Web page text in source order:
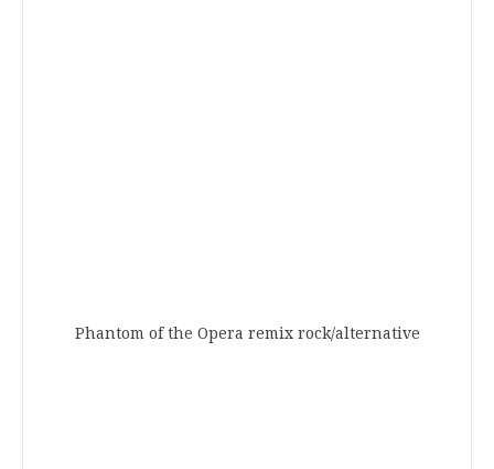
Phantom of the Opera remix rock/alternative